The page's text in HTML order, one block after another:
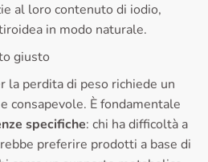
al loro contenuto di iodio,
in modo naturale.
giusto
la perdita di peso richiede un
consapevole. È fondamentale
specifiche: chi ha difficoltà a
preferire prodotti a base di